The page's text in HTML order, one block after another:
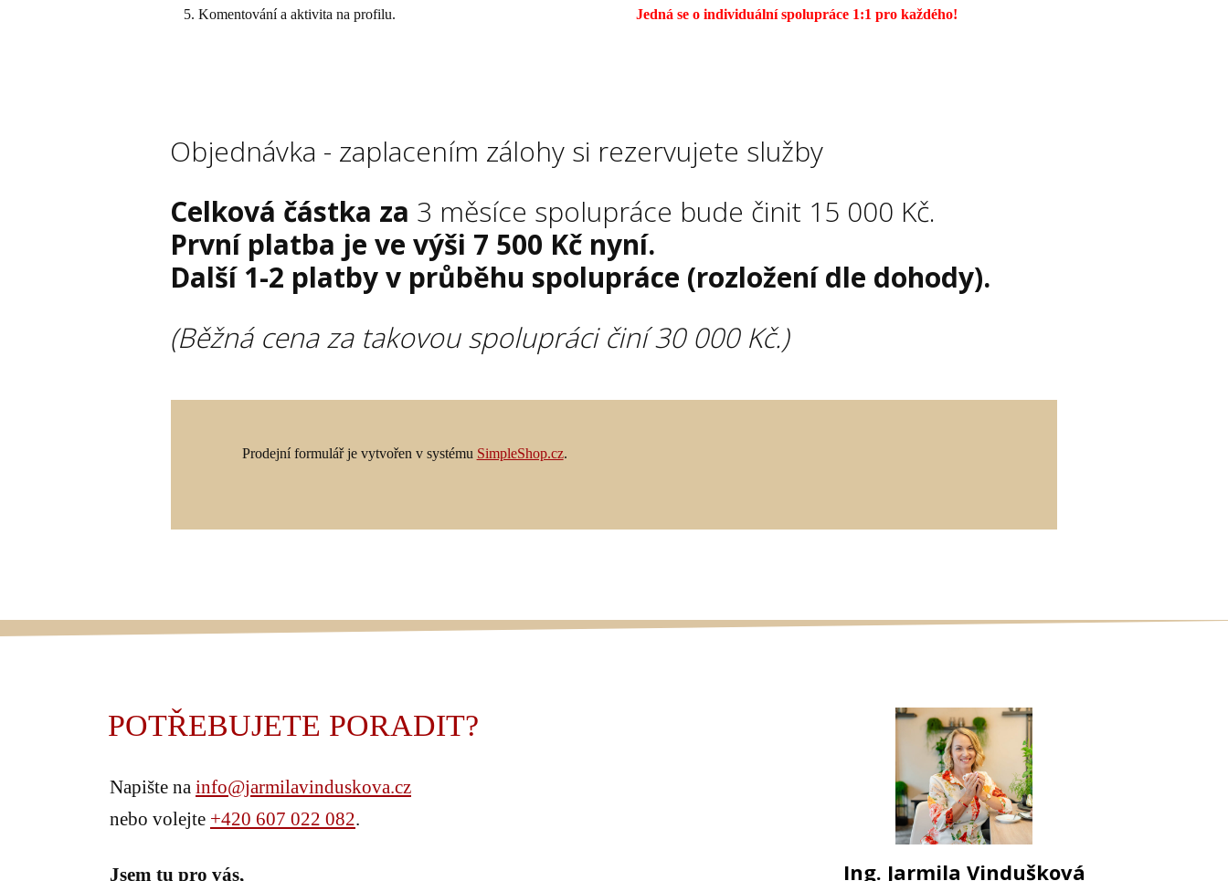
Komentování a aktivita na profilu.
Jedná se o individuální spolupráce 1:1 pro každého!
Objednávka - zaplacením zálohy si rezervujete služby
Celková částka za 3 měsíce spolupráce bude činit 15 000 Kč.
První platba je ve výši 7 500 Kč nyní.
Další 1-2 platby v průběhu spolupráce (rozložení dle dohody).
(Běžná cena za takovou spolupráci činí 30 000 Kč.)
Prodejní formulář je vytvořen v systému SimpleShop.cz.
POTŘEBUJETE PORADIT?
Napište na info@jarmilavinduskova.cz
nebo volejte +420 607 022 082.
Jsem tu pro vás, Ing. Jarmila Vindušková